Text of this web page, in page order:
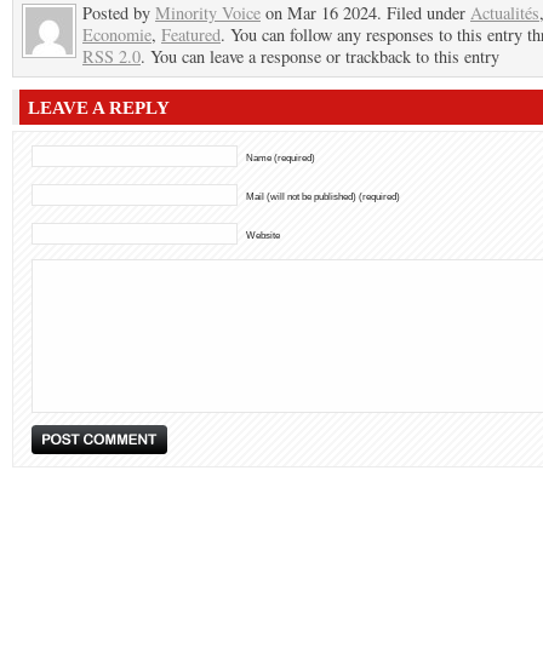
Posted by Minority Voice on Mar 16 2024. Filed under Actualités,
Economie, Featured. You can follow any responses to this entry
RSS 2.0. You can leave a response or trackback to this entry
LEAVE A REPLY
Name (required)
Mail (will not be published) (required)
Website